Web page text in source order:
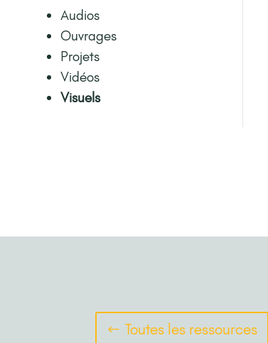
Audios
Ouvrages
Projets
Vidéos
Visuels
Toutes les ressources